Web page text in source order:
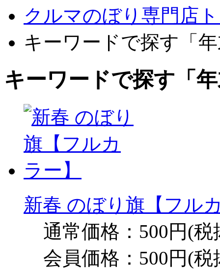
クルマのぼり専門店
キーワードで探す「
キーワードで探す「
新春 のぼり旗【フル
通常価格：500円(税
会員価格：500円(税